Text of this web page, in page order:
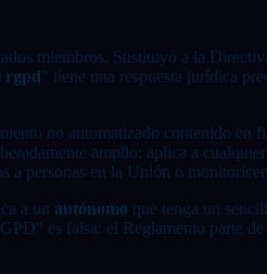
miembros. Sustituyó a la
rgpd" tiene una respuesta jurídica
no automatizado contenido en
amplio: aplica a
a personas en la Unión o
a un autónomo que tenga un
es falsa: el Reglamento parte